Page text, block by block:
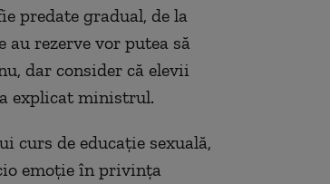
predate gradual, de la
au rezerve vor putea să
dar consider că elevii
explicat ministrul.
curs de educaţie sexuală,
emoție în privința